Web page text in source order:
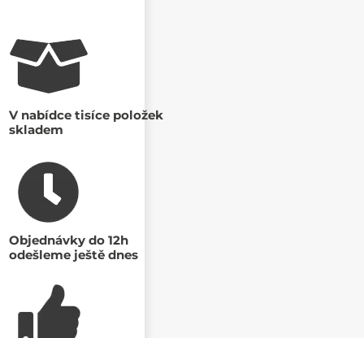
V nabídce tisíce položek
skladem
Objednávky do 12h
odešleme ještě dnes